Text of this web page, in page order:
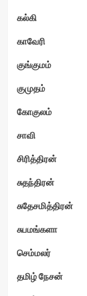
கல்கி
காவேரி
குங்குமம்
குமுதம்
கோகுலம்
சாவி
சிரித்திரன்
சுதந்திரன்
சுதேசமித்திரன்
சுபமங்களா
செம்மலர்
தமிழ் நேசன்